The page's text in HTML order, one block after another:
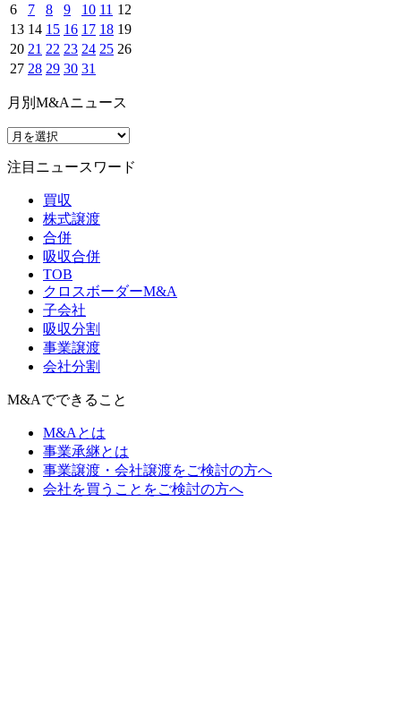
6
7 8 9 10 11 12
13 14 15 16 17 18 19
20 21 22 23 24 25 26
27 28 29 30 31
月別M&Aニュース
注目ニュースワード
買収
株式譲渡
合併
吸収合併
TOB
クロスボーダーM&A
子会社
吸収分割
事業譲渡
会社分割
M&Aでできること
M&Aとは
事業承継とは
事業譲渡・会社譲渡をご検討の方へ
会社を買うことをご検討の方へ